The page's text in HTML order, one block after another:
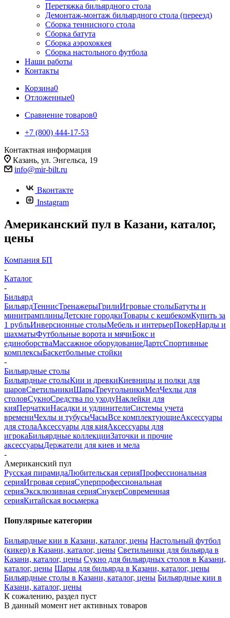
Перетяжка бильярдного стола
Демонтаж-монтаж бильярдного стола (переезд)
Сборка теннисного стола
Сборка батута
Сборка аэрохоккея
Сборка настольного футбола
Наши работы
Контакты
Корзина0
Отложенные0
Сравнение товаров0
+7 (800) 444-17-53
Контактная информация
Казань, ул. Энгельса, 19
info@mir-bilt.ru
Вконтакте
Instagram
Американский пул в Казани, каталог,
цены
Компания БП
-
Каталог
-
Бильярд
БильярдТеннисТренажерыГрилиИгровые столыБатуты и
минитрамплиныДетские городкиТовары с кешбекомКупить за
1 рубльИнверсионные столыМебель и интерьерПокерНарды и
шахматыФутбольные ворота и мячиБокс и
единоборстваМассажное оборудованиеДартсСпортивные
комплексыБаскетбольные стойки
-
Бильярдные столы
Бильярдные столыКии и древкиКиевницы и полки для
шаровСветильникиШарыТреугольникиМелЧехлы для
столовСукноСредства по уходуНаклейки для
кияПерчаткиНасадки и удлинителиСистемы учета
времениЧехлы и тубусыЧасыВсе комплектующиеАксессуары
для столаАксессуары для кияАксессуары для
игрокаБильярдные коллекцииЗаточки и прочие
аксессуарыДержатели для киев и мела
-
Американский пул
Русская пирамидаЛюбительская серияПрофессиональная
серияИгровая серияСуперпрофессиональная
серияЭксклюзивная серияСнукерСовременная
серияКитайская восьмерка
Популярные категории
Бильярдные кии в Казани, каталог, цены Настольный футбол
(кикер) в Казани, каталог, цены Светильники для бильярда в
Казани, каталог, цены Сукно для бильярдных столов в Казани,
каталог, цены Шары для бильярда в Казани, каталог, цены
Бильярдные столы в Казани, каталог, цены Бильярдные кии в
Казани, каталог, цены
К сожалению, раздел пуст
В данный момент нет активных товаров